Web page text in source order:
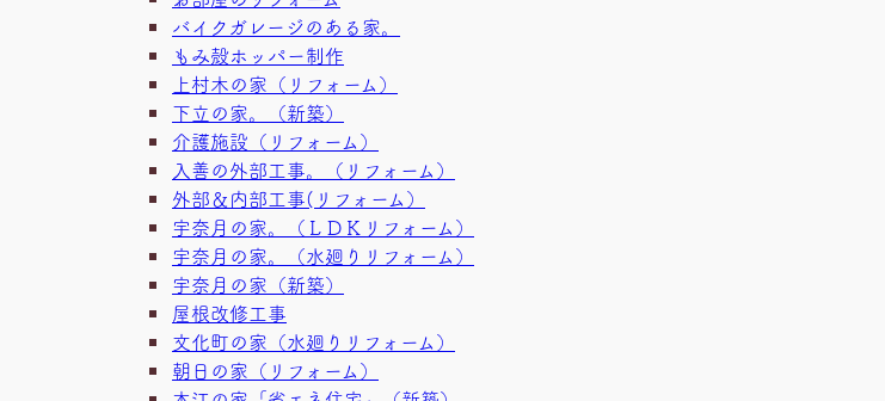
バイクガレージのある家。
もみ殻ホッパー制作
上村木の家（リフォーム）
下立の家。（新築）
介護施設（リフォーム）
入善の外部工事。（リフォーム）
外部＆内部工事(リフォーム）
宇奈月の家。（ＬＤＫリフォーム）
宇奈月の家。（水廻りリフォーム）
宇奈月の家（新築）
屋根改修工事
文化町の家（水廻りリフォーム）
朝日の家（リフォーム）